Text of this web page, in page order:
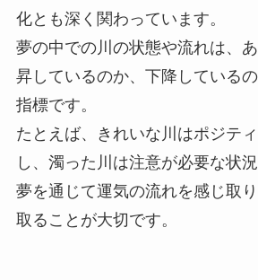
化とも深く関わっています。
夢の中での川の状態や流れは、
昇しているのか、下降している
指標です。
たとえば、きれいな川はポジテ
し、濁った川は注意が必要な状
夢を通じて運気の流れを感じ取
取ることが大切です。